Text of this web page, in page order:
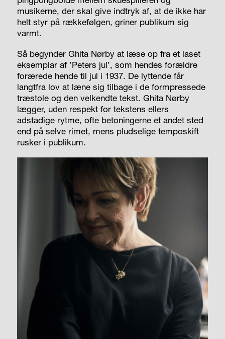
musikerne, der skal give indtryk af, at de ikke har
helt styr på rækkefølgen, griner publikum sig
varmt.
Så begynder Ghita Nørby at læse op fra et laset
eksemplar af ’Peters jul’, som hendes forældre
forærede hende til jul i 1937. De lyttende får
langtfra lov at læne sig tilbage i de formpressede
træstole og den velkendte tekst. Ghita Nørby
lægger, uden respekt for tekstens ellers
adstadige rytme, ofte betoningerne et andet sted
end på selve rimet, mens pludselige temposkift
rusker i publikum.